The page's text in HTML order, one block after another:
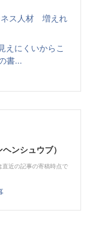
ネス人材 増えれ
にくいからこ
書...
ンシュウブ）
近の記事の寄稿時点で